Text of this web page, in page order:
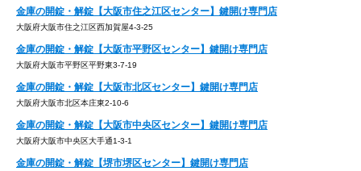
金庫の開錠・解錠【大阪市住之江区センター】鍵開け専門店
大阪府大阪市住之江区西加賀屋4-3-25
金庫の開錠・解錠【大阪市平野区センター】鍵開け専門店
大阪府大阪市平野区平野東3-7-19
金庫の開錠・解錠【大阪市北区センター】鍵開け専門店
大阪府大阪市北区本庄東2-10-6
金庫の開錠・解錠【大阪市中央区センター】鍵開け専門店
大阪府大阪市中央区大手通1-3-1
金庫の開錠・解錠【堺市堺区センター】鍵開け専門店